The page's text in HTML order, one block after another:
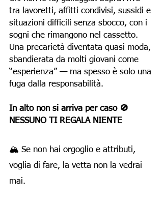
tra lavoretti, affitti condivisi, sussidi e
situazioni difficili senza sbocco, con i
sogni che rimangono nel cassetto.
Una precarietà diventata quasi moda,
sbandierata da molti giovani come
“esperienza” — ma spesso è solo una
fuga dalla responsabilità.
In alto non si arriva per caso 🚫
NESSUNO TI REGALA NIENTE
🏔 Se non hai orgoglio e attributi,
voglia di fare, la vetta non la vedrai
mai.